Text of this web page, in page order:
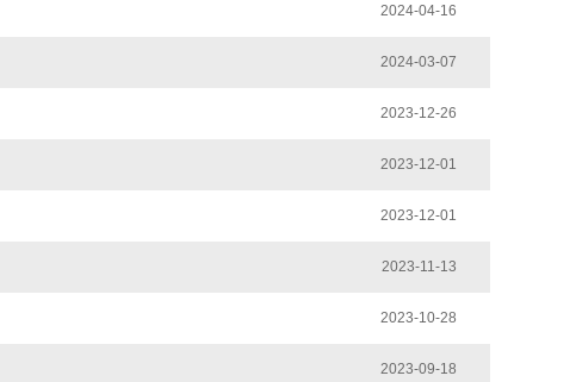
2024-04-16
2024-03-07
2023-12-26
2023-12-01
2023-12-01
2023-11-13
2023-10-28
2023-09-18